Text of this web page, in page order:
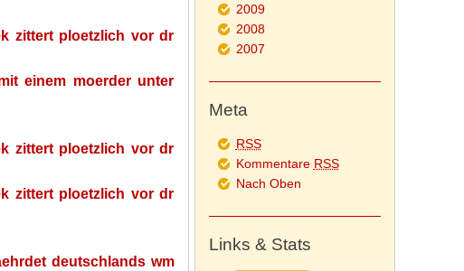
zittert ploetzlich vor dr
einem moerder unter
zittert ploetzlich vor dr
zittert ploetzlich vor dr
deutschlands wm
2009
2008
2007
Meta
RSS
Kommentare RSS
Nach Oben
Links & Stats